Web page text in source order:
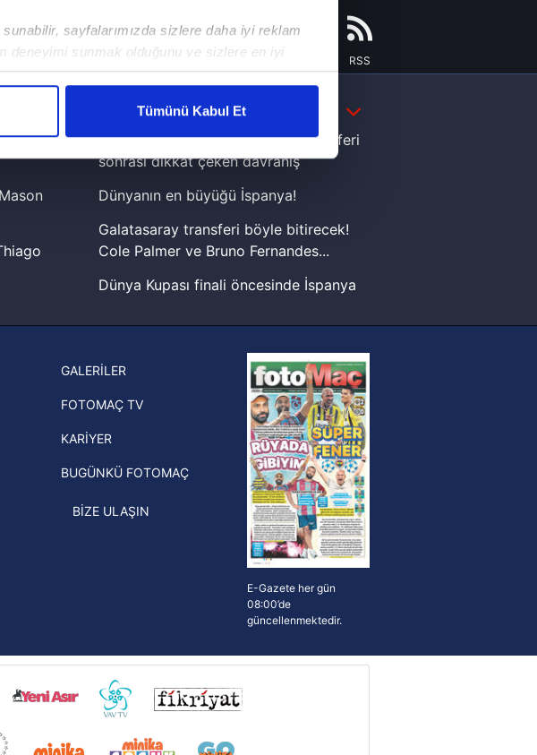
sayfalarımızda sizlere daha iyi reklam
deneyimi sunmak olduğunu ve sizlere en iyi
reklamların maliyetlerimizi karşılamak
hedefli reklamlar gösterilmeyecektir."
kişilere ait çerezler kullanılmaktadır. Bu
bilgi toplumu hizmetlerinin sunulması
ve kişiselleştirilmesi ve sizlere yönelik
dahilinde kullanılacaktır.
Çerezlere ilişkin detaylı bilgi için Ayarlar
Metnimizi okumak ve sitemizde ilgili
Tümünü Kabul Et
RSS
DAHA FAZLA
dış
3. Ön
Lamine Yamal'dan Dünya Kupası zaferi
sonrası dikkat çeken davranış
Dünyanın en büyüğü İspanya!
Galatasaray transferi böyle bitirecek!
Cole Palmer ve Bruno Fernandes...
Dünya Kupası finali öncesinde İspanya
şampiyonluk yüzüğü verilecek
Hernan Crespo, Meksika Ligi
ekiplerinden Atlas'ın yeni teknik
direktörü oldu
GALERİLER
FOTOMAÇ TV
KARİYER
BUGÜNKÜ FOTOMAÇ
BİZE ULAŞIN
E-Gazete her gün
08:00’de
güncellenmektedir.